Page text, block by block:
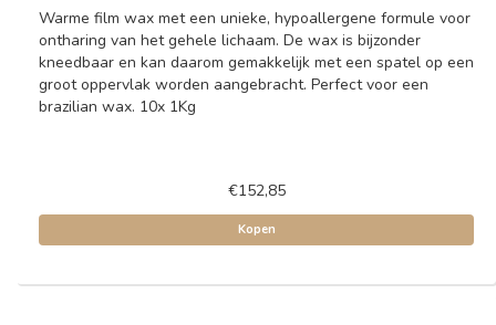
Warme film wax met een unieke, hypoallergene formule voor
ontharing van het gehele lichaam. De wax is bijzonder
kneedbaar en kan daarom gemakkelijk met een spatel op een
groot oppervlak worden aangebracht. Perfect voor een
brazilian wax. 10x 1Kg
€152,85
Kopen